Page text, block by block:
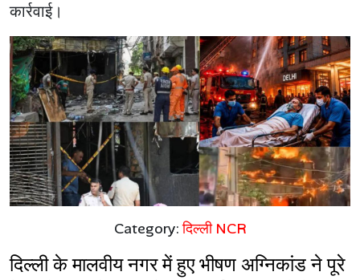
कार्रवाई।
Category:दिल्ली NCR
दिल्ली के मालवीय नगर में हुए भीषण अग्निकांड ने पूरे